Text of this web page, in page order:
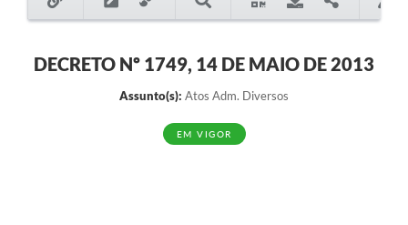
DECRETO Nº 1749, 14 DE MAIO DE 2013
Assunto(s): Atos Adm. Diversos
EM VIGOR